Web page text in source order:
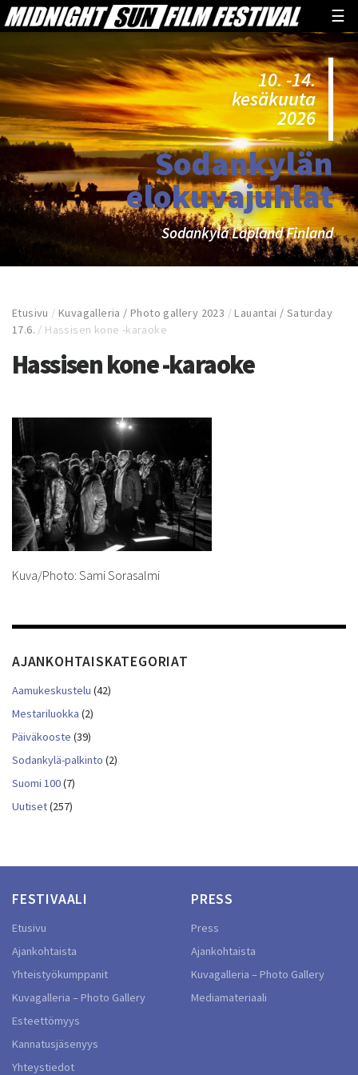
☰
10. -14.
kesäkuuta
2026
Sodankylän
elokuvajuhlat
Sodankylä Lapland Finland
Etusivu /Kuvagalleria / Photo gallery 2023 /Lauantai / Saturday
17.6. / Hassisen kone -karaoke
Hassisen kone -karaoke
Kuva/Photo: Sami Sorasalmi
AJANKOHTAISKATEGORIAT
Aamukeskustelu (42)
Mestariluokka (2)
Päiväkooste (39)
Sodankylä-palkinto (2)
Suomi 100(7)
Uutiset(257)
FESTIVAALI
Etusivu
Ajankohtaista
Yhteistyökumppanit
Kuvagalleria – Photo Gallery
Esteettömyys
Kannatusjäsenyys
Yhteystiedot
PRESS
Press
Ajankohtaista
Kuvagalleria – Photo Gallery
Mediamateriaali